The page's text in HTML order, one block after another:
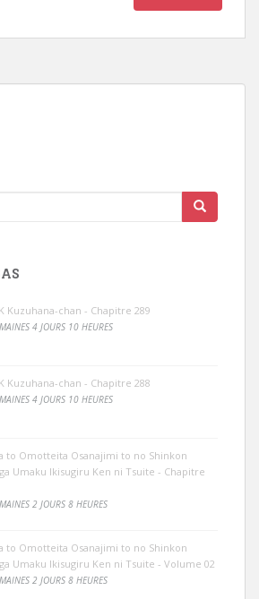
Kuzuhana-chan - Chapitre 289
4 JOURS 10 HEURES
Kuzuhana-chan - Chapitre 288
4 JOURS 10 HEURES
to Omotteita Osanajimi to no Shinkon
Umaku Ikisugiru Ken ni Tsuite - Chapitre
2 JOURS 8 HEURES
to Omotteita Osanajimi to no Shinkon
Umaku Ikisugiru Ken ni Tsuite - Volume 02
2 JOURS 8 HEURES